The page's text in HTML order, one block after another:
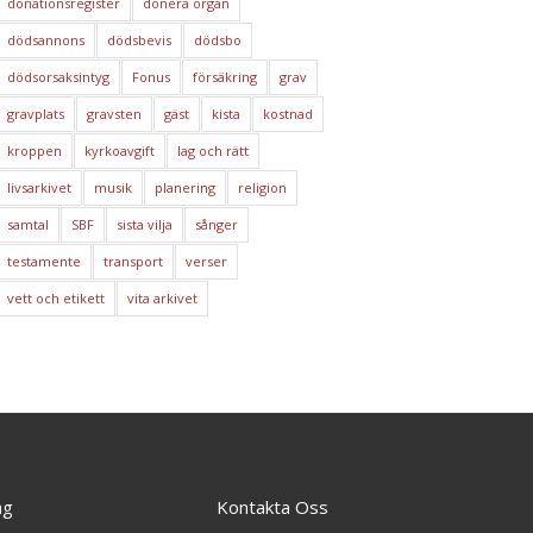
dödsannons dödsbevis dödsbo
dödsorsaksintyg Fonus försäkring grav
gravplats gravsten gäst kista kostnad
kroppen kyrkoavgift lag och rätt
livsarkivet musik planering religion
samtal SBF sista vilja sånger
testamente transport verser
vett och etikett vita arkivet
Kontakta Oss